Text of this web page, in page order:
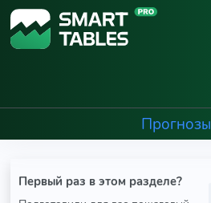
Прогнозы
Первый раз в этом разделе?